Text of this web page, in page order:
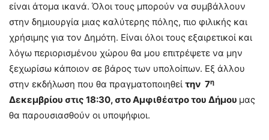
είναι άτομα ικανά. Όλοι τους μπορούν να συμβάλλουν
στην δημιουργία μιας καλύτερης πόλης, πιο φιλικής και
χρήσιμης για τον Δημότη. Είναι όλοι τους εξαιρετικοί και
λόγω περιορισμένου χώρου θα μου επιτρέψετε να μην
ξεχωρίσω κάποιον σε βάρος των υπολοίπων. Εξ άλλου
στην εκδήλωση που θα πραγματοποιηθεί την 7η
Δεκεμβρίου στις 18:30, στο Αμφιθέατρο του Δήμου μας
θα παρουσιασθούν οι υποψήφιοι.